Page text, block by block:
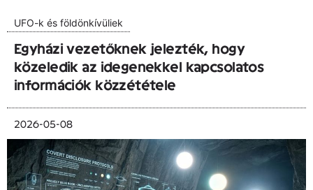
UFO-k és földönkívüliek
Egyházi vezetőknek jelezték, hogy
közeledik az idegenekkel kapcsolatos
információk közzététele
2026-05-08